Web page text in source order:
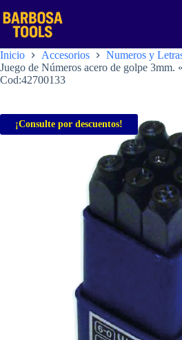
al
contenido
Inicio Accesorios
Numeros y
Juego de Números acero de golpe
Cod:42700133
¡Consulte por descuentos!